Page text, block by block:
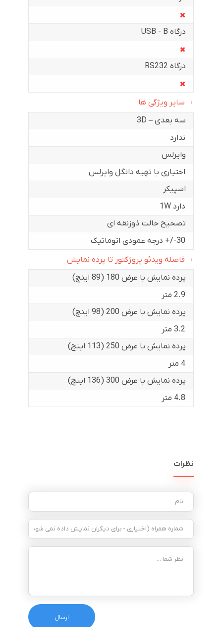
درگاه USB - B
درگاه RS232
سایر ویژگی ها
سه بعدی – 3D
ندارد
وایرلس
اختیاری با تهیه دانگل وایرلس
اسپیکر
دارد 1W
تصحیح حالت ذوزنقه ای
30-/+ درجه عمودی اتوماتیک
فاصله ویدئو پروژکتور تا پرده نمایش
پرده نمایش با عرض 180 (89 اینچ)
2.9 متر
پرده نمایش با عرض 200 (98 اینچ)
3.2 متر
پرده نمایش با عرض 250 (113 اینچ)
4 متر
پرده نمایش با عرض 300 (136 اینچ)
4.8 متر
نظرات